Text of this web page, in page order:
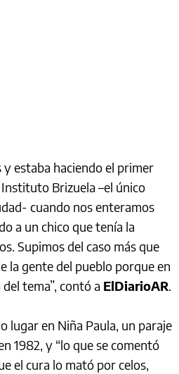
y estaba haciendo el primer
Brizuela –el único
cuando nos enteramos
a un chico que tenía la
Supimos del caso más que
la gente del pueblo porque en
tema”, contó a ElDiarioAR.
lugar en Niña Paula, un paraje
1982, y “lo que se comentó
el cura lo mató por celos,